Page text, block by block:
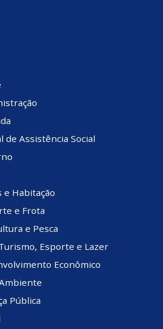
de Assistência Social
e Habitação
e Frota
e Pesca
Esporte e Lazer
Econômico
Pública